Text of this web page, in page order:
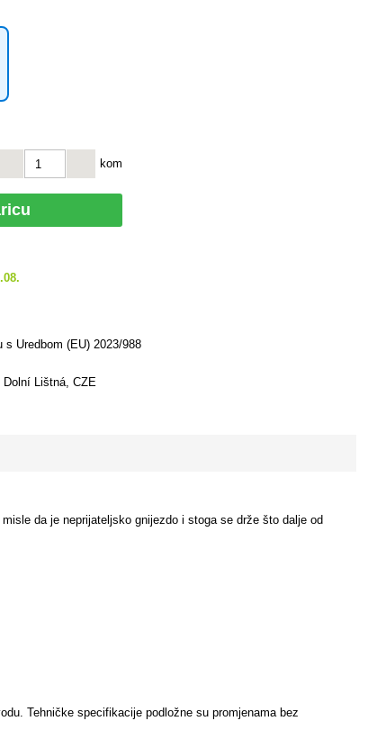
kom
Uredbom (EU) 2023/988
Lištná, CZE
da je neprijateljsko gnijezdo i stoga se drže što dalje od
Tehničke specifikacije podložne su promjenama bez